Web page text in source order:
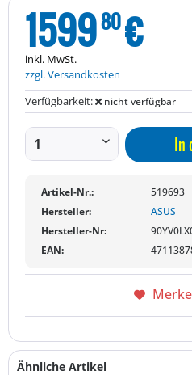
159980€
inkl. MwSt.
zzgl. Versandkosten
Verfügbarkeit:
nicht verfügbar
In
Artikel-Nr.:
519693
Hersteller:
ASUS
Hersteller-Nr:
EAN:
Ähnliche Artikel